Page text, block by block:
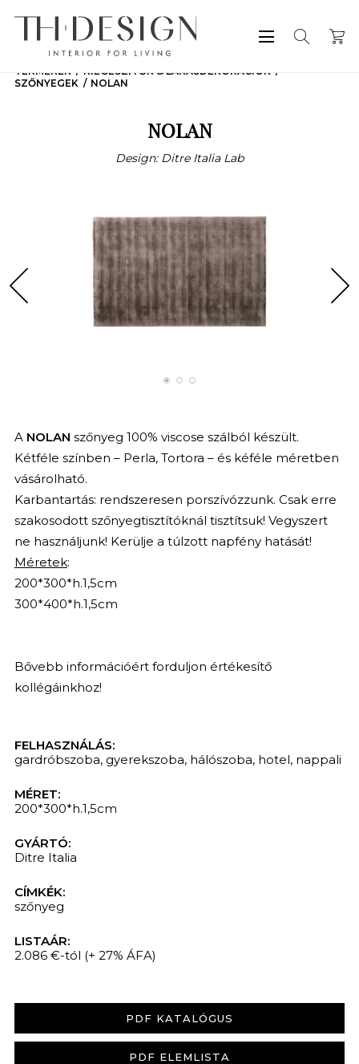
TERMÉKEK
KIEGÉSZÍTŐK & LAKÁSDEKORÁCIÓK
SZŐNYEGEK
NOLAN
NOLAN
Design: Ditre Italia Lab
A NOLAN szőnyeg 100% viscose szálból készült.
Kétféle színben – Perla, Tortora – és kéféle méretben
vásárolható.
Karbantartás: rendszeresen porszívózzunk. Csak erre
szakosodott szőnyegtisztítóknál tisztítsuk! Vegyszert
ne használjunk! Kerülje a túlzott napfény hatását!
Méretek:
200*300*h.1,5cm
300*400*h.1,5cm
Bővebb információért forduljon értékesítő
kollégáinkhoz!
FELHASZNÁLÁS:
gardróbszoba, gyerekszoba, hálószoba, hotel, nappali
MÉRET:
200*300*h.1,5cm
GYÁRTÓ:
Ditre Italia
CÍMKÉK:
szőnyeg
LISTAÁR:
2.086 €-tól (+ 27% ÁFA)
PDF KATALÓGUS
PDF ELEMLISTA